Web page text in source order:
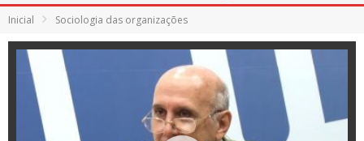
Inicial Sociologia das organizações